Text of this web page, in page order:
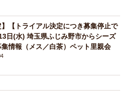
】【トライアル決定につき募集停止で
日(水) 埼玉県ふじみ野市からシーズ
情報（メス／白茶）ペット里親会